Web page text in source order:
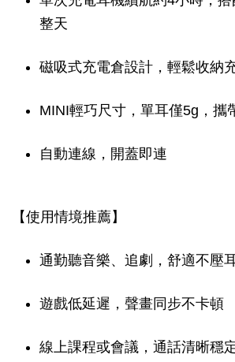
整天
磁吸式充電倉設計，輕鬆收納
MINI輕巧尺寸，單耳僅5g，攜
自動連線，開蓋即連
【使用情境推薦】
通勤聽音樂、追劇，舒適不壓
遊戲低延遲，聲畫同步不卡頓
線上課程或會議，通話清晰穩